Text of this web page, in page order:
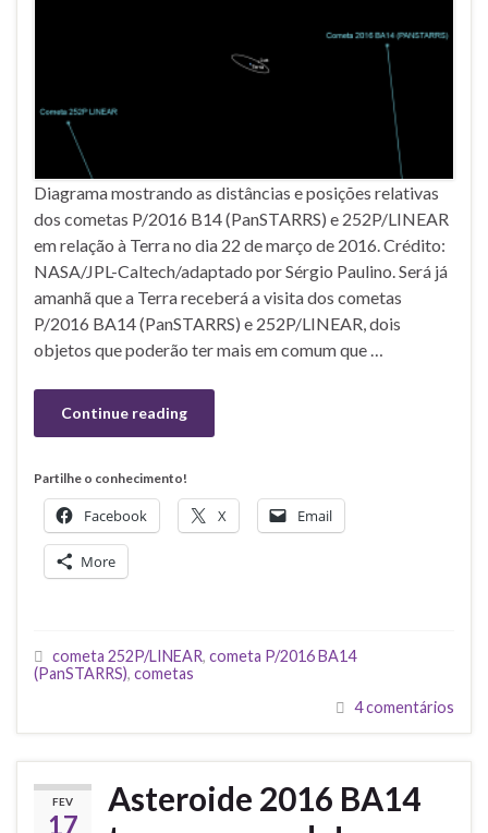
Diagrama mostrando as distâncias e posições relativas
dos cometas P/2016 B14 (PanSTARRS) e 252P/LINEAR
em relação à Terra no dia 22 de março de 2016. Crédito:
NASA/JPL-Caltech/adaptado por Sérgio Paulino. Será já
amanhã que a Terra receberá a visita dos cometas
P/2016 BA14 (PanSTARRS) e 252P/LINEAR, dois
objetos que poderão ter mais em comum que …
Continue reading
Partilhe o conhecimento!
Facebook X Email
More
cometa 252P/LINEAR, cometa P/2016 BA14
(PanSTARRS), cometas
4 comentários
FEV
17
Asteroide 2016 BA14